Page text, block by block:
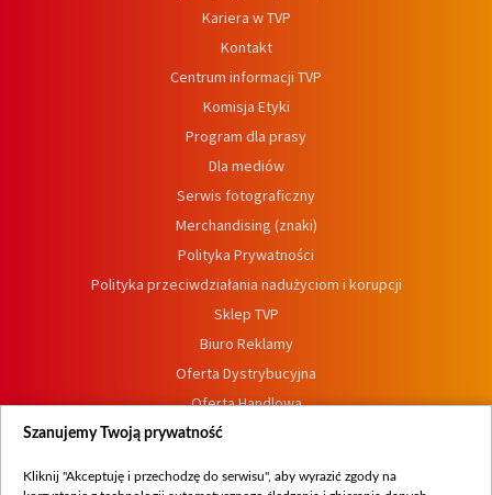
Kariera w TVP
Kontakt
Centrum informacji TVP
Komisja Etyki
Program dla prasy
Dla mediów
Serwis fotograficzny
Merchandising (znaki)
Polityka Prywatności
Polityka przeciwdziałania nadużyciom i korupcji
Sklep TVP
Biuro Reklamy
Oferta Dystrybucyjna
Oferta Handlowa
Dostępność
Szanujemy Twoją prywatność
Kliknij "Akceptuję i przechodzę do serwisu", aby wyrazić zgody na